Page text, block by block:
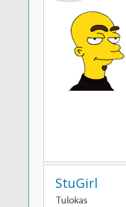
StuGirl